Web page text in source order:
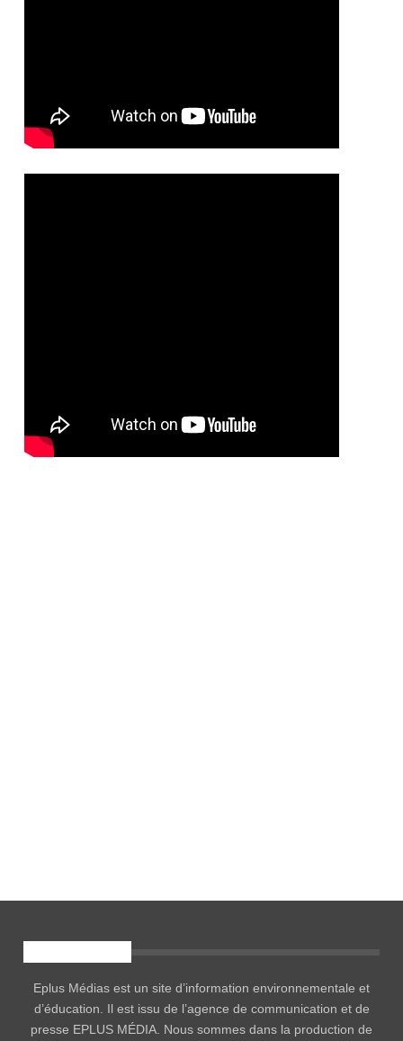
Eplus Médias est un site d’information environnementale et
d’éducation. Il est issu de l’agence de communication et de
presse EPLUS MÉDIA. Nous sommes dans la production de